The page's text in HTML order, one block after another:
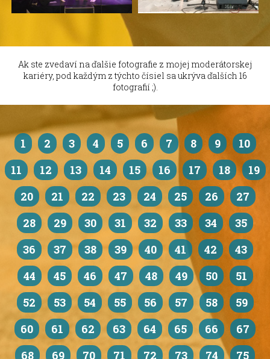
Ak ste zvedaví na ďalšie fotografie z mojej moderátorskej
kariéry, pod každým z týchto čísiel sa ukrýva ďalších 16
fotografií ;).
1 2 3 4 5 6 7 8 9
10
11
12 13 14 15 16 17 18
19
20
21 22 23 24 25 26
27
28
29 30 31 32 33 34
35
36
37 38 39 40 41 42
43
44
45 46 47 48 49 50
51
52
53 54 55 56 57 58
59
60
61 62 63 64 65 66
67
68
69 70 71 72 73 74
75